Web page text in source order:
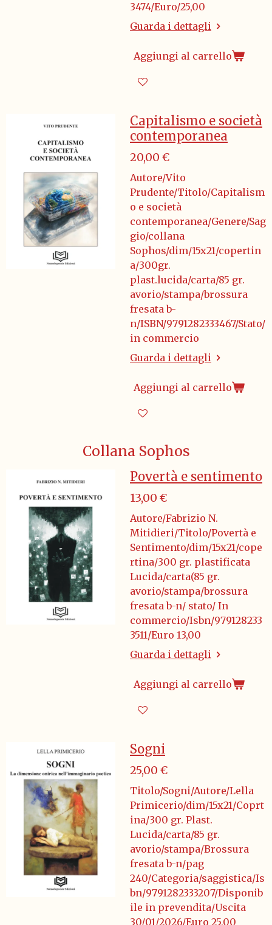
3474/Euro/25,00
Guarda i dettagli
Aggiungi al carrello
Capitalismo e società
contemporanea
20,00 €
Autore/Vito
Prudente/Titolo/Capitalism
o e società
contemporanea/Genere/Sag
gio/collana
Sophos/dim/15x21/copertin
a/300gr.
plast.lucida/carta/85 gr.
avorio/stampa/brossura
fresata b-
n/ISBN/9791282333467/Stato/
in commercio
Guarda i dettagli
Aggiungi al carrello
Collana Sophos
Povertà e sentimento
13,00 €
Autore/Fabrizio N.
Mitidieri/Titolo/Povertà e
Sentimento/dim/15x21/cope
rtina/300 gr. plastificata
Lucida/carta(85 gr.
avorio/stampa/brossura
fresata b-n/ stato/ In
commercio/Isbn/979128233
3511/Euro 13,00
Guarda i dettagli
Aggiungi al carrello
Sogni
25,00 €
Titolo/Sogni/Autore/Lella
Primicerio/dim/15x21/Coprt
ina/300 gr. Plast.
Lucida/carta/85 gr.
avorio/stampa/Brossura
fresata b-n/pag
240/Categoria/saggistica/Is
bn/9791282333207/Disponib
ile in prevendita/Uscita
30/01/2026/Euro 25,00